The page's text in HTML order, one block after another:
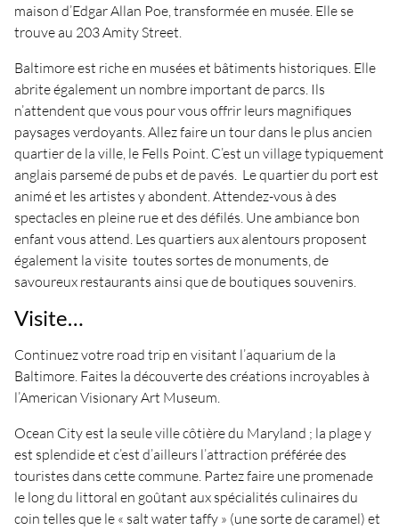
maison d’Edgar Allan Poe, transformée en musée. Elle se
trouve au 203 Amity Street.
Baltimore est riche en musées et bâtiments historiques. Elle
abrite également un nombre important de parcs. Ils
n’attendent que vous pour vous offrir leurs magnifiques
paysages verdoyants. Allez faire un tour dans le plus ancien
quartier de la ville, le Fells Point. C’est un village typiquement
anglais parsemé de pubs et de pavés. Le quartier du port est
animé et les artistes y abondent. Attendez-vous à des
spectacles en pleine rue et des défilés. Une ambiance bon
enfant vous attend. Les quartiers aux alentours proposent
également la visite toutes sortes de monuments, de
savoureux restaurants ainsi que de boutiques souvenirs.
Visite…
Continuez votre road trip en visitant l’aquarium de la
Baltimore. Faites la découverte des créations incroyables à
l’American Visionary Art Museum.
Ocean City est la seule ville côtière du Maryland ; la plage y
est splendide et c’est d’ailleurs l’attraction préférée des
touristes dans cette commune. Partez faire une promenade
le long du littoral en goûtant aux spécialités culinaires du
coin telles que le « salt water taffy » (une sorte de caramel) et